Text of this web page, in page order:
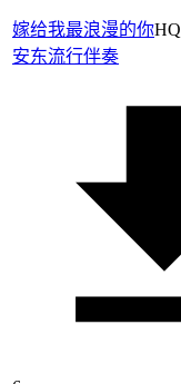
嫁给我最浪漫的你HQ
安东流行伴奏